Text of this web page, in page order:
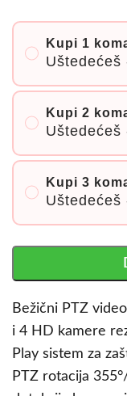
Kupi 1
Uštedećeš
Kupi 2
Uštedećeš
Kupi 3
Uštedećeš
Bežični PTZ
i 4 HD kamere
Play sistem za
PTZ rotacija